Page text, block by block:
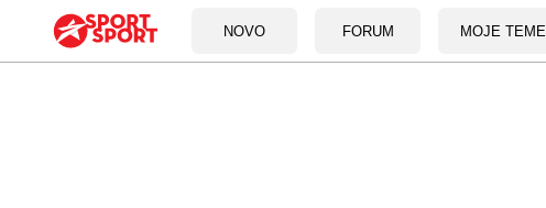
NOVO FORUM MOJE TEME